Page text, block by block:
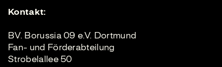
Kontakt:
BV. Borussia 09 e.V. Dortmund
Fan- und Förderabteilung
Strobelallee 50